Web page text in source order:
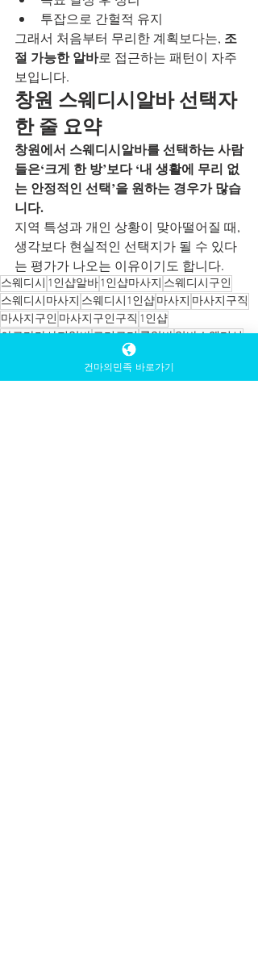
투잡으로 간헐적 유지
그래서 처음부터 무리한 계획보다는, 조
절 가능한 알바로 접근하는 패턴이 자주
보입니다.
창원 스웨디시알바 선택자
한 줄 요약
창원에서 스웨디시알바를 선택하는 사람
들은‘크게 한 방’보다 ‘내 생활에 무리 없
는 안정적인 선택’을 원하는 경우가 많습
니다.
지역 특성과 개인 상황이 맞아떨어질 때,
생각보다 현실적인 선택지가 될 수 있다
는 평가가 나오는 이유이기도 합니다.
스웨디시 1인샵알바1인샵마사지 스웨디시구인
스웨디시마사지 스웨디시1인샵마사지 마사지구직
마사지구인 마사지구인구직 1인샵
아로마마사지알바로미로미룸알바알바스웨디시
공덕마사지꿀알바
높은급여여성알바높은시급
건마의민족 바로가기